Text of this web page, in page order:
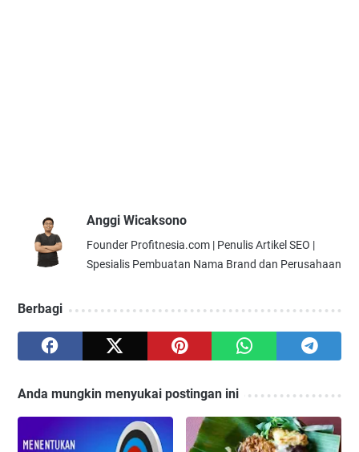
Anggi Wicaksono
Founder Profitnesia.com | Penulis Artikel SEO |
Spesialis Pembuatan Nama Brand dan Perusahaan
Berbagi
Anda mungkin menyukai postingan ini